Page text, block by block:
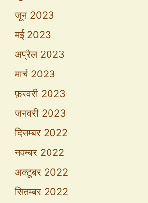
जून 2023
मई 2023
अप्रैल 2023
मार्च 2023
फ़रवरी 2023
जनवरी 2023
दिसम्बर 2022
नवम्बर 2022
अक्टूबर 2022
सितम्बर 2022